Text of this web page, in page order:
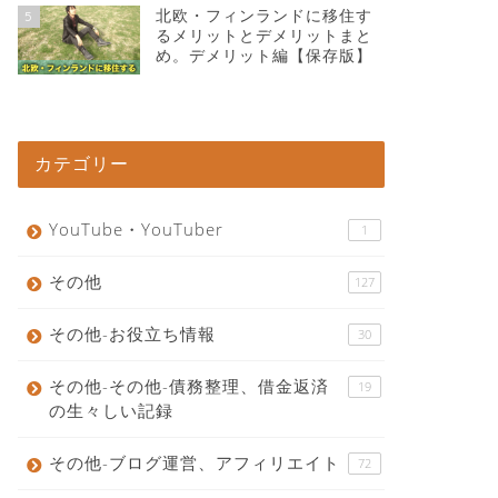
5
北欧・フィンランドに移住す
るメリットとデメリットまと
め。デメリット編【保存版】
カテゴリー
YouTube・YouTuber 1
その他 127
その他-お役立ち情報 30
その他-その他-債務整理、借金返済
の生々しい記録
19
その他-ブログ運営、アフィリエイト 72